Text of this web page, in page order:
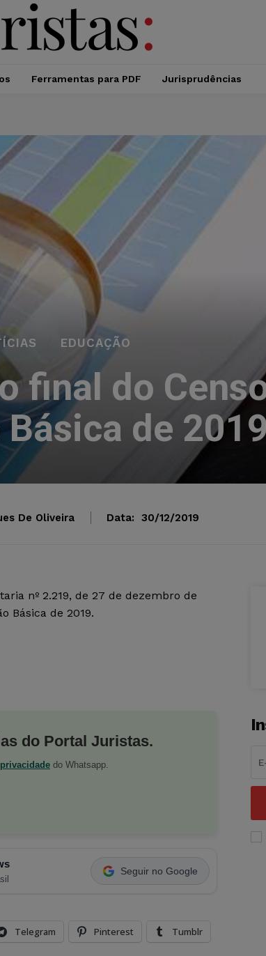
Ferramentas para PDF Jurisprudências
EDUCAÇÃO
final do
de 2019
De Oliveira Data: 30/12/2019
nº 2.219, de 27 de dezembro de
Básica de 2019.
do Portal Juristas.
privacidade do Whatsapp.
Seguir no Google
Telegram Pinterest Tumblr